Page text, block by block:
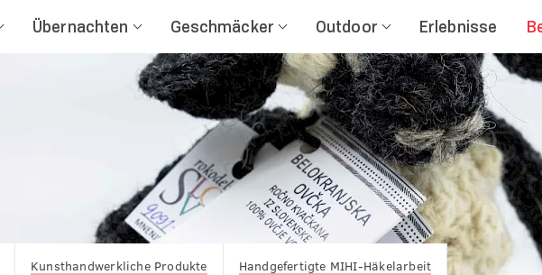
Übernachten Geschmäcker Outdoor Erlebnisse
Kunsthandwerkliche Produkte Handgefertigte MIHI-Häkelarbeit